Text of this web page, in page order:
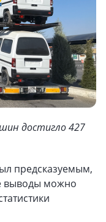
достигло 427
предсказуемым,
выводы можно